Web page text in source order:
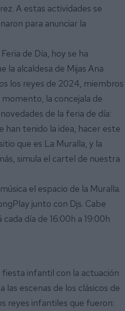
A estas actividades se
para anunciar la
de Día, hoy se ha
la alcaldesa de Mijas Ana
los reyes de 2024, miembros
la concejala de
de la feria de día:
han tenido la idea, hacer este
que es La Muralla, y la
simula el cartel de nuestra
el espacio de la Muralla.
junto con Djs. Cabe
día de 16:00h a 19:00h
fiesta infantil con la actuación
las escenas de los clásicos de
reyes infantiles que fueron: